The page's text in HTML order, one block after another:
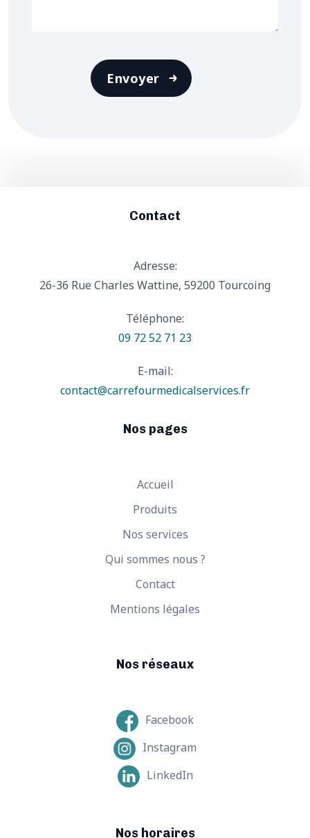
Envoyer
Contact
Adresse:
26-36 Rue Charles Wattine, 59200 Tourcoing
Téléphone:
09 72 52 71 23
E-mail:
contact@carrefourmedicalservices.fr
Nos pages
Accueil
Produits
Nos services
Qui sommes nous ?
Contact
Mentions légales
Nos réseaux
Facebook
Instagram
LinkedIn
Nos horaires